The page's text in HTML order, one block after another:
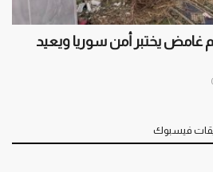
غامض يختبر أمن سوريا ويعيد
فيسبوك